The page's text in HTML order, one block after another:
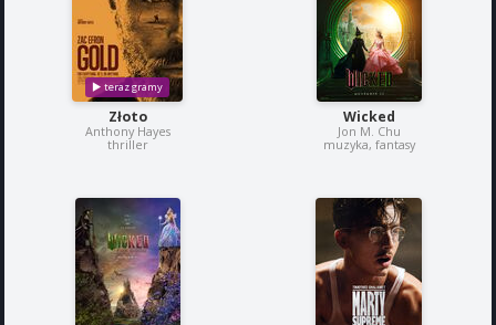
Złoto
Anthony Hayes
thriller
Wicked
Jon M. Chu
muzyka, fantasy